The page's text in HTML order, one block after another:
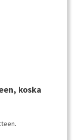
koska